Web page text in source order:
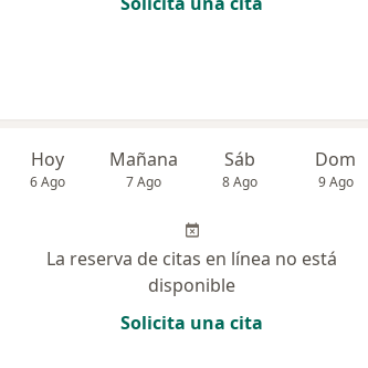
Hoy
6 Ago
Mañana
7 Ago
Sáb
8 Ago
Dom
9 Ago
La reserva de citas en línea no está
disponible
Solicita una cita